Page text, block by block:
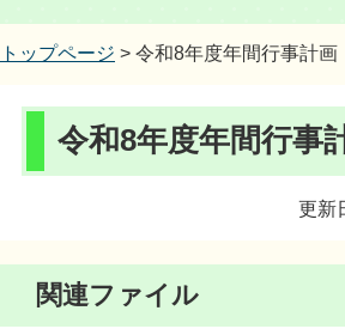
トップページ > 令和8年度年間行事計画
令和8年度年間行事
更新
関連ファイル